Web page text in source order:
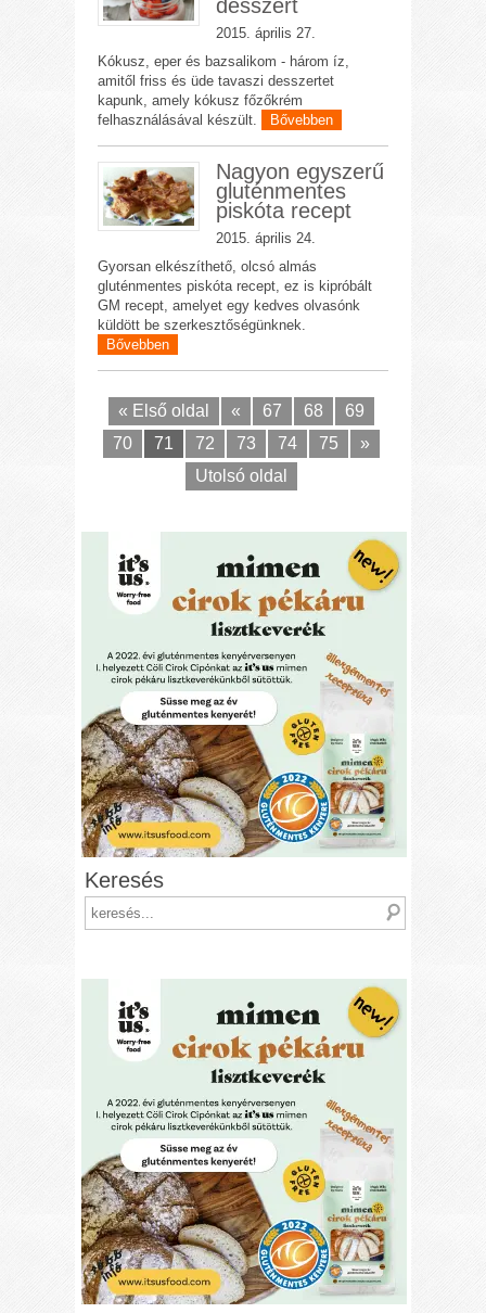
desszert
2015. április 27.
Kókusz, eper és bazsalikom - három íz,
amitől friss és üde tavaszi desszertet
kapunk, amely kókusz főzőkrém
felhasználásával készült.
Bővebben
Nagyon egyszerű
gluténmentes
piskóta recept
2015. április 24.
Gyorsan elkészíthető, olcsó almás
gluténmentes piskóta recept, ez is kipróbált
GM recept, amelyet egy kedves olvasónk
küldött be szerkesztőségünknek.
Bővebben
« Első oldal « 67 68
69
70
71 72 73 74 75
»
Utolsó oldal
Keresés